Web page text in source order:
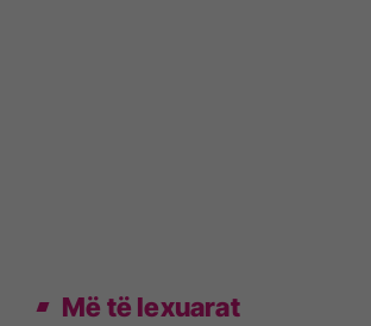
Më të lexuarat